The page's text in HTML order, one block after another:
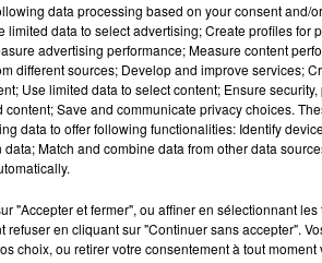
Le dernier en date, ce
une opération de contrôle avec l'
Etienneutilisée par des motards.
interdit aux engins motorisés.
la têtelors d'un contrôle
crânien mais il s'en sort tout de
data processing based on your consent and/
limited data to select advertising; Create profiles for
advertising performance; Measure content
different sources; Develop and improve services;
Use limited data to select content; Ensure
Save and communicate privacy choices.
data to offer following functionalities: Identify
Match and combine data from other data
"Accepter et fermer", ou affiner en sélectionnant
refuser en cliquant sur "Continuer sans accepter".
choix, ou retirer votre consentement à tout